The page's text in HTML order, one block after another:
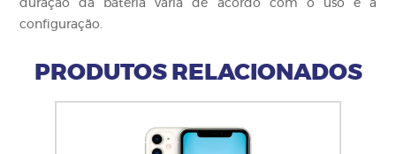
duração da bateria varia de acordo com o uso e a
configuração.
PRODUTOS RELACIONADOS